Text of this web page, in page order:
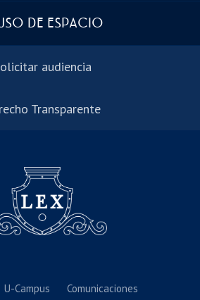
DE ESPACIO
audiencia
Transparente
U-Campus Comunicaciones